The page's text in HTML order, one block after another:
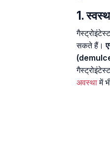
1.
सकते हैं।
अवस्थामें